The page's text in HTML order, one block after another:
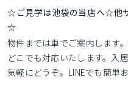
☆ご見学は池袋の当店へ☆他
☆
物件までは車でご案内します
どこでも対応いたします。入
気軽にどうぞ。LINEでも簡単